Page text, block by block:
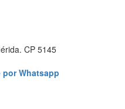
CP 5145
Whatsapp